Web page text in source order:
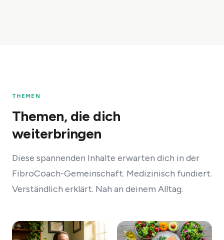
THEMEN
Themen, die dich
weiterbringen
Diese spannenden Inhalte erwarten dich in der
FibroCoach-Gemeinschaft. Medizinisch fundiert.
Verständlich erklärt. Nah an deinem Alltag.